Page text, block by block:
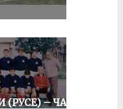
(РУСЕ) – ЧАСТ